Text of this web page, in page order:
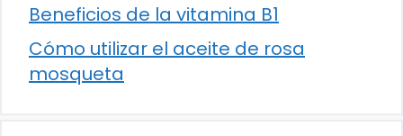
Beneficios de la vitamina B1
Cómo utilizar el aceite de rosa
mosqueta